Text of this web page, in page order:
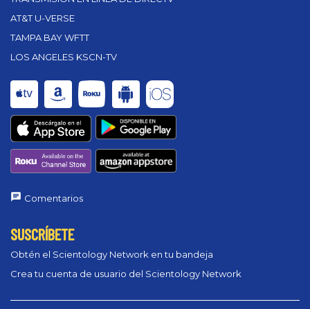
AT&T U-VERSE
TAMPA BAY WFTT
LOS ANGELES KSCN-TV
Comentarios
SUSCRÍBETE
Obtén el Scientology Network en tu bandeja
Crea tu cuenta de usuario del Scientology Network